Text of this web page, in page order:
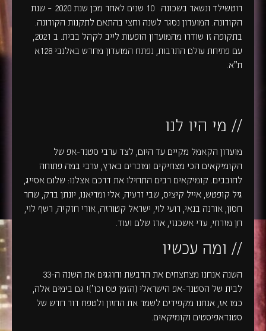
רוטשילד ונשאר בשכונה. 10 שנים לאחר מכן שנת 2020 – שנת
הקורונה. המועדון נסגר לשנה וחצי בהתאם לתקנות הקורונה.
עם פתיחת עולם התרבות, נפתח המועדון מחדש באלנבי 128א
ת”א.
// מי היו לנו
מועדון הקאמל מקיים עד היום, לצד ערבי סטנד-אפ של
הקומיקאים הכי מצחיקים ומוכרים בארץ, ערבי במה פתוחה
לחובבים. קומיקאים רבים התחילו את דרכם אצלנו: שלום אסייג,
גיל קופטש, אייל קיציס, שבי זרעיה, אלי ומריאנו, יונתן ברק, שחר
חסון, אורנה בנאי, רועי לוי, ישראל קטורזה, אורי חזקיה, רשף לוי,
חן מזרחי, עדי אשכנזי, ארז שלם ועוד.
// ומה עכשיו
השנה אנחנו מצחצחים את הדבשת וחוגגים את השנה ה-33
לבית של הסטנד-אפ הישראלי (הזמן טס וכו’)! גם בימים אלה,
כמו אז, אנחנו מקפידים לשמר את החזון ולטפח דור חדש של
סטנדאפיסטים וקומיקאים.